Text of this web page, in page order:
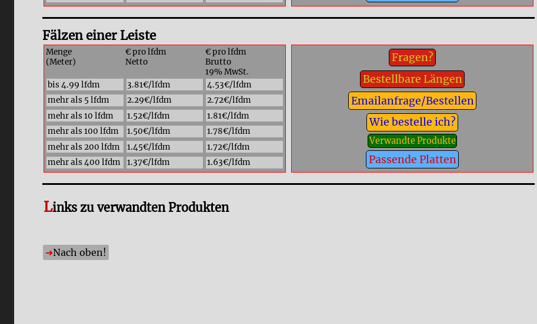
Fälzen einer Leiste
Menge
(Meter)
€ pro lfdm
Netto
€ pro lfdm
Brutto
19% MwSt.
bis 4.99 lfdm
3.81€/lfdm
4.53€/lfdm
mehr als 5 lfdm
2.29€/lfdm
2.72€/lfdm
mehr als 10 lfdm
1.52€/lfdm
1.81€/lfdm
mehr als 100 lfdm
1.50€/lfdm
1.78€/lfdm
mehr als 200 lfdm
1.45€/lfdm
1.72€/lfdm
mehr als 400 lfdm
1.37€/lfdm 1.63€/lfdm
Fragen?
Bestellbare Längen
Emailanfrage/Bestellen
Wie bestelle ich?
Verwandte Produkte
Passende Platten
Links zu verwandten Produkten
Nach oben!